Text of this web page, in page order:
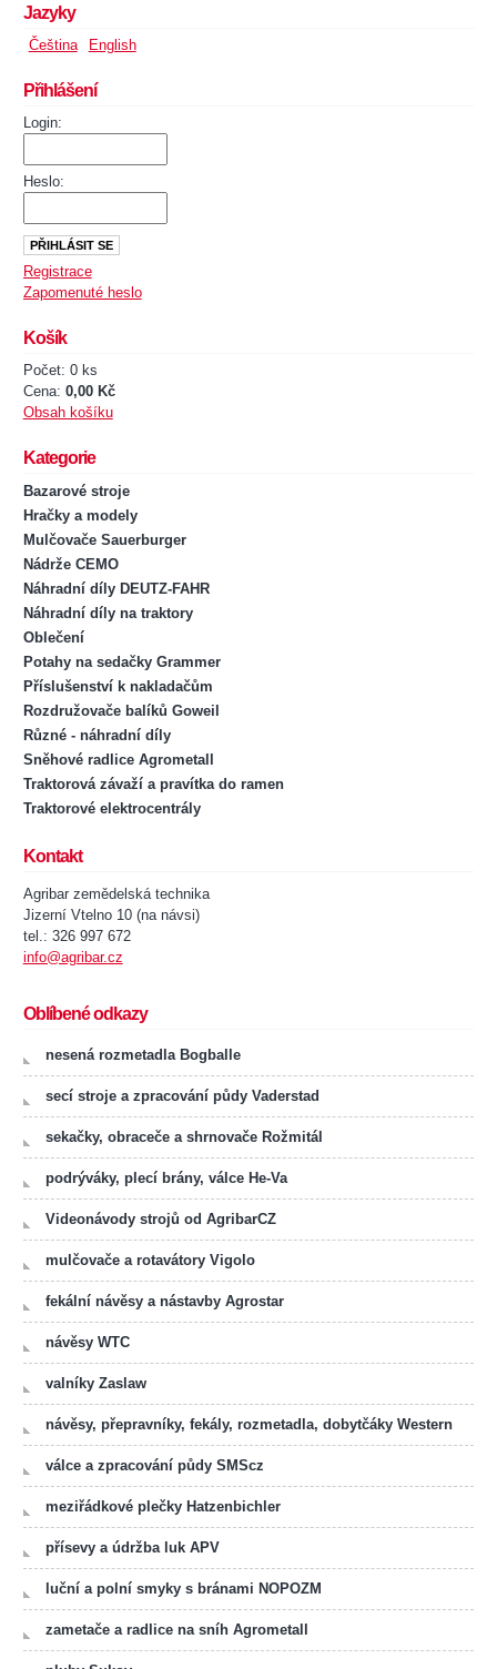
Jazyky
Čeština English
Přihlášení
Login:
Heslo:
Registrace
Zapomenuté heslo
Košík
Počet: 0 ks
Cena: 0,00 Kč
Obsah košíku
Kategorie
Bazarové stroje
Hračky a modely
Mulčovače Sauerburger
Nádrže CEMO
Náhradní díly DEUTZ-FAHR
Náhradní díly na traktory
Oblečení
Potahy na sedačky Grammer
Příslušenství k nakladačům
Rozdružovače balíků Goweil
Různé - náhradní díly
Sněhové radlice Agrometall
Traktorová závaží a pravítka do ramen
Traktorové elektrocentrály
Kontakt
Agribar zemědelská technika
Jizerní Vtelno 10 (na návsi)
tel.: 326 997 672
info@agribar.cz
Oblíbené odkazy
nesená rozmetadla Bogballe
secí stroje a zpracování půdy Vaderstad
sekačky, obraceče a shrnovače Rožmitál
podrýváky, plecí brány, válce He-Va
Videonávody strojů od AgribarCZ
mulčovače a rotavátory Vigolo
fekální návěsy a nástavby Agrostar
návěsy WTC
valníky Zaslaw
návěsy, přepravníky, fekály, rozmetadla, dobytčáky Western
válce a zpracování půdy SMScz
meziřádkové plečky Hatzenbichler
přísevy a údržba luk APV
luční a polní smyky s bránami NOPOZM
zametače a radlice na sníh Agrometall